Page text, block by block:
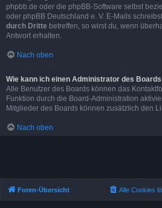
phpbb.de oder die phpBB-Software selbst
oder phpBB Deutschland e. V. E-Mails
durch Dritte betreffen, so wirst du, wenn
Antwort erhalten.
Nach oben
Wie kann ich einen Administrator des
Alle Benutzer des Boards können das
Funktion durch die Board-Administration
Mitglieder des Boards können zusätzlich den
Nach oben
Foren-Übersicht Alle Cookies